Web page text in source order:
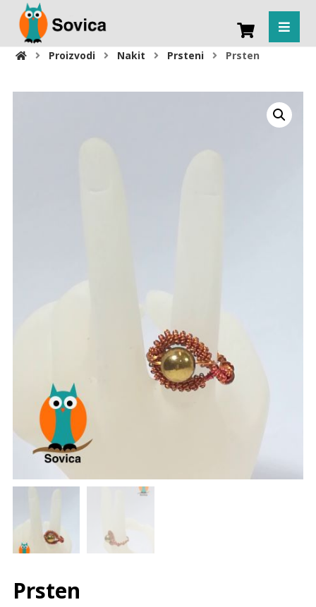
Proizvodi Nakit Prsteni Prsten
Prsten